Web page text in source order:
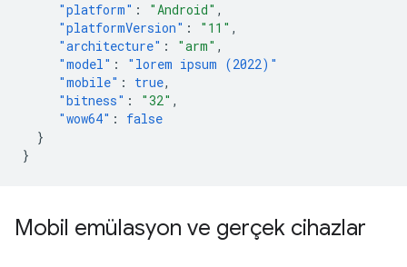
"platform" : "Android" ,
"platformVersion" : "11" ,
"architecture" : "arm" ,
"model" :
"lorem ipsum (2022)"
"mobile" : true,
"bitness" : "32" ,
"wow64" :
false
}
}
Mobil emülasyon ve gerçek cihazlar